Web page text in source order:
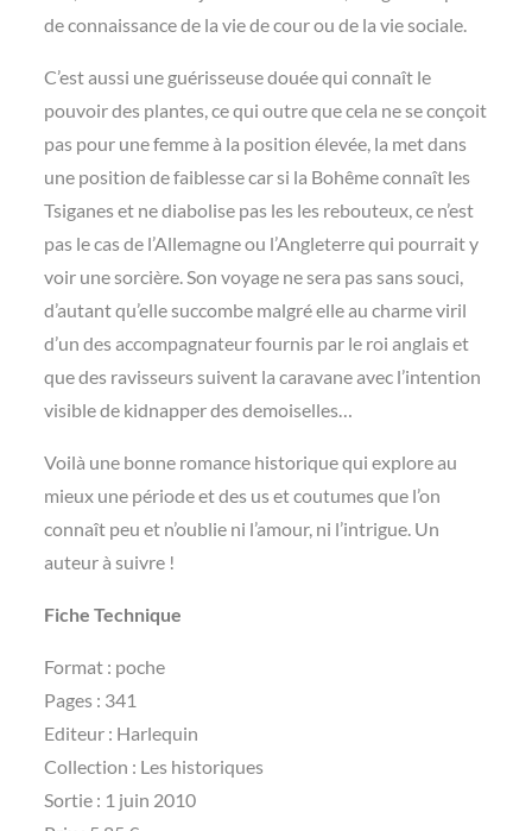
de connaissance de la vie de cour ou de la vie sociale.
C’est aussi une guérisseuse douée qui connaît le
pouvoir des plantes, ce qui outre que cela ne se conçoit
pas pour une femme à la position élevée, la met dans
une position de faiblesse car si la Bohême connaît les
Tsiganes et ne diabolise pas les les rebouteux, ce n’est
pas le cas de l’Allemagne ou l’Angleterre qui pourrait y
voir une sorcière. Son voyage ne sera pas sans souci,
d’autant qu’elle succombe malgré elle au charme viril
d’un des accompagnateur fournis par le roi anglais et
que des ravisseurs suivent la caravane avec l’intention
visible de kidnapper des demoiselles…
Voilà une bonne romance historique qui explore au
mieux une période et des us et coutumes que l’on
connaît peu et n’oublie ni l’amour, ni l’intrigue. Un
auteur à suivre !
Fiche Technique
Format : poche
Pages : 341
Editeur : Harlequin
Collection : Les historiques
Sortie : 1 juin 2010